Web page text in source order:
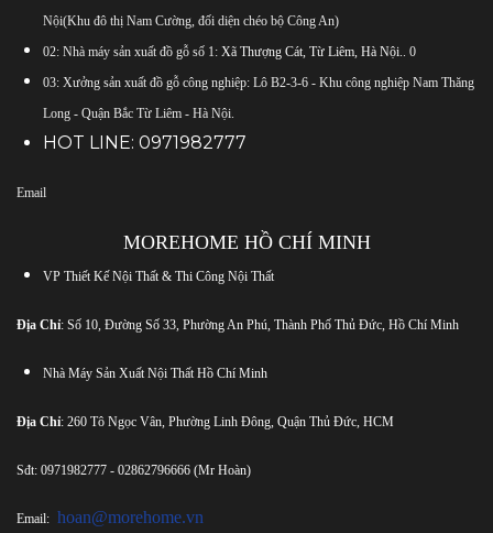
Nội(Khu đô thị Nam Cường, đối diện chéo bộ Công An)
02: Nhà máy sản xuất đồ gỗ số 1: Xã Thượng Cát, Từ Liêm, Hà Nội.. 0
03: Xưởng sản xuất đồ gỗ công nghiệp: Lô B2-3-6 - Khu công nghiệp Nam Thăng
Long - Quận Bắc Từ Liêm - Hà Nội.
HOT LINE: 0971982777
Email
MOREHOME HỒ CHÍ MINH
VP Thiết Kế Nội Thất & Thi Công Nội Thất
Địa Chỉ: Số 10, Đường Số 33, Phường An Phú, Thành Phố Thủ Đức, Hồ Chí Minh
Nhà Máy Sản Xuất Nội Thất Hồ Chí Minh
Địa Chỉ: 260 Tô Ngọc Vân, Phường Linh Đông, Quận Thủ Đức, HCM
Sđt: 0971982777 - 02862796666 (Mr Hoàn)
Email: hoan@morehome.vn